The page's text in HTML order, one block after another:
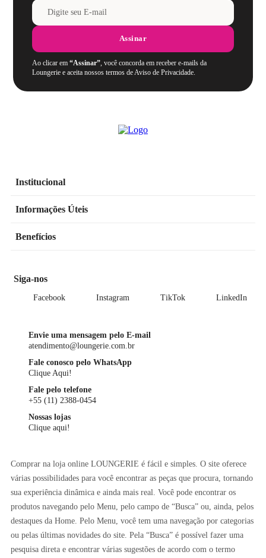
Assinar
Ao clicar em“Assinar”, você concorda em receber e-mails da
Loungerie e aceita nossos termos de Aviso de Privacidade.
Institucional
Informações Úteis
Benefícios
Siga-nos
Facebook Instagram TikTok LinkedIn
Envie uma mensagem pelo E-mail
atendimento@loungerie.com.br
Fale conosco pelo WhatsApp
Clique Aqui!
Fale pelo telefone
+55 (11) 2388-0454
Nossas lojas
Clique aqui!
Comprar na loja online LOUNGERIE é fácil e simples. O site oferece
várias possibilidades para você encontrar as peças que procura, tornando
sua experiência dinâmica e ainda mais real. Você pode encontrar os
produtos navegando pelo Menu, pelo campo de “Busca” ou, ainda, pelos
destaques da Home. Pelo Menu, você tem uma navegação por categorias
ou pelas últimas novidades do site. Pela “Busca” é possível fazer uma
pesquisa direta e encontrar várias sugestões de acordo com o termo